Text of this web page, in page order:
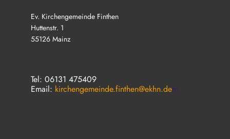
Ev. Kirchengemeinde Finthen
Huttenstr. 1
55126 Mainz
Tel: 06131 475409
Email: kirchengemeinde.finthen@ekhn.dem